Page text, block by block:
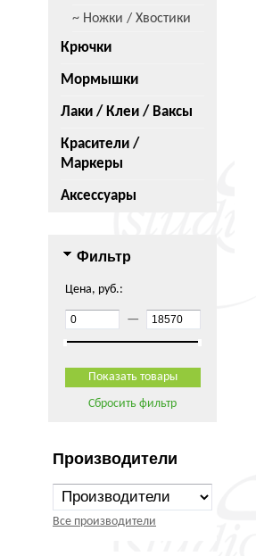
~ Ножки / Хвостики
Крючки
Мормышки
Лаки / Клеи / Ваксы
Красители /
Маркеры
Аксессуары
Фильтр
Цена, руб.:
—
Сбросить фильтр
Производители
Все производители